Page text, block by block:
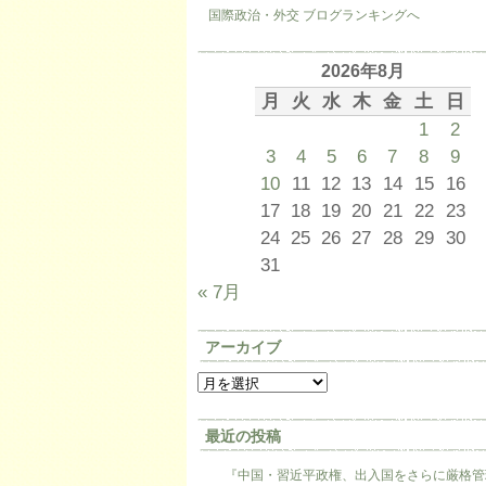
国際政治・外交 ブログランキングへ
2026年8月
月 火 水 木 金 土
日
1
2
3
4 5 6 7 8
9
10 11 12 13 14 15
16
17 18 19 20 21 22
23
24 25 26 27 28 29 30
31
« 7月
アーカイブ
最近の投稿
『中国・習近平政権、出入国をさらに厳格